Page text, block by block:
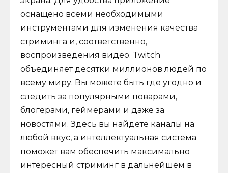
оснащено всеми необходимыми
инструментами для изменения качества
стриминга и, соответственно,
воспроизведения видео. Twitch
объединяет десятки миллионов людей по
всему миру. Вы можете быть где угодно и
следить за популярными поварами,
блогерами, геймерами и даже за
новостями. Здесь вы найдете каналы на
любой вкус, а интеллектуальная система
поможет вам обеспечить максимально
интересный стриминг в дальнейшем в